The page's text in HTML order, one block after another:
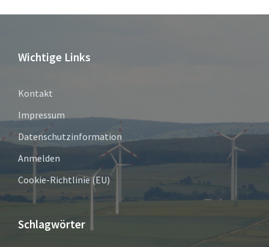
Wichtige Links
Kontakt
Impressum
Datenschutzinformation
Anmelden
Cookie-Richtlinie (EU)
Schlagwörter